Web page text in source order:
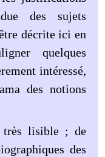
des sujets
décrite ici en
quelques
intéressé,
des notions
très lisible ; de
des